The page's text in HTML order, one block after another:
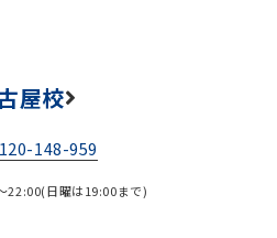
屋校
148-959
22:00(日曜は19:00まで)